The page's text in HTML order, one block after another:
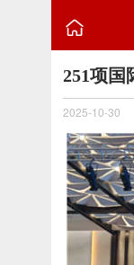

251项国
2025-10-30